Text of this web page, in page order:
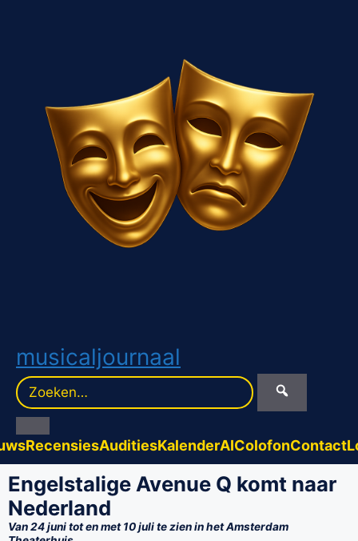
musicaljournaal
Zoek
naar:
RecensiesAuditiesKalenderAIColofonContact
Engelstalige Avenue Q komt naar
Nederland
Van 24 juni tot en met 10 juli te zien in het Amsterdam